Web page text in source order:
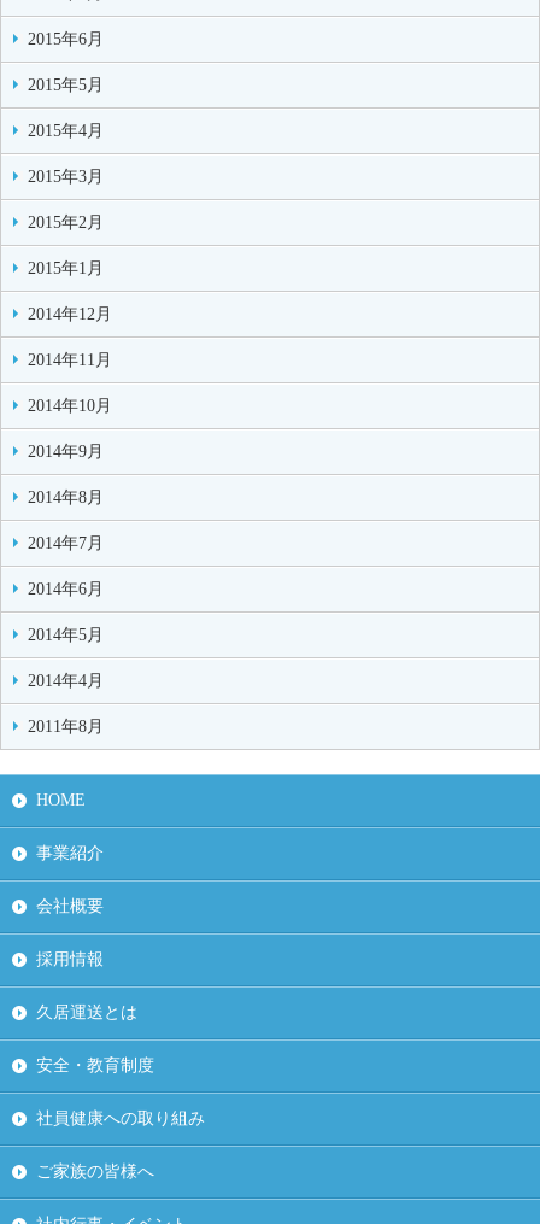
2015年6月
2015年5月
2015年4月
2015年3月
2015年2月
2015年1月
2014年12月
2014年11月
2014年10月
2014年9月
2014年8月
2014年7月
2014年6月
2014年5月
2014年4月
2011年8月
HOME
事業紹介
会社概要
採用情報
久居運送とは
安全・教育制度
社員健康への取り組み
ご家族の皆様へ